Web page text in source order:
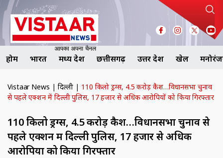
होम भारत मध्य प्रदेश छत्तीसगढ़ उत्तर प्रदेश खेल
Vistaar News | दिल्ली | 110 किलो ड्रग्स, 4.5 करोड़ कैश…विधानसभा चुनाव
से पहले एक्शन में दिल्ली पुलिस, 17 हजार से अधिक आरोपियों को किया गिरफ्तार
110 किलो ड्रग्स, 4.5 करोड़ कैश…विधानसभा चुनाव से
पहले एक्शन में दिल्ली पुलिस, 17 हजार से अधिक
आरोपियों को किया गिरफ्तार